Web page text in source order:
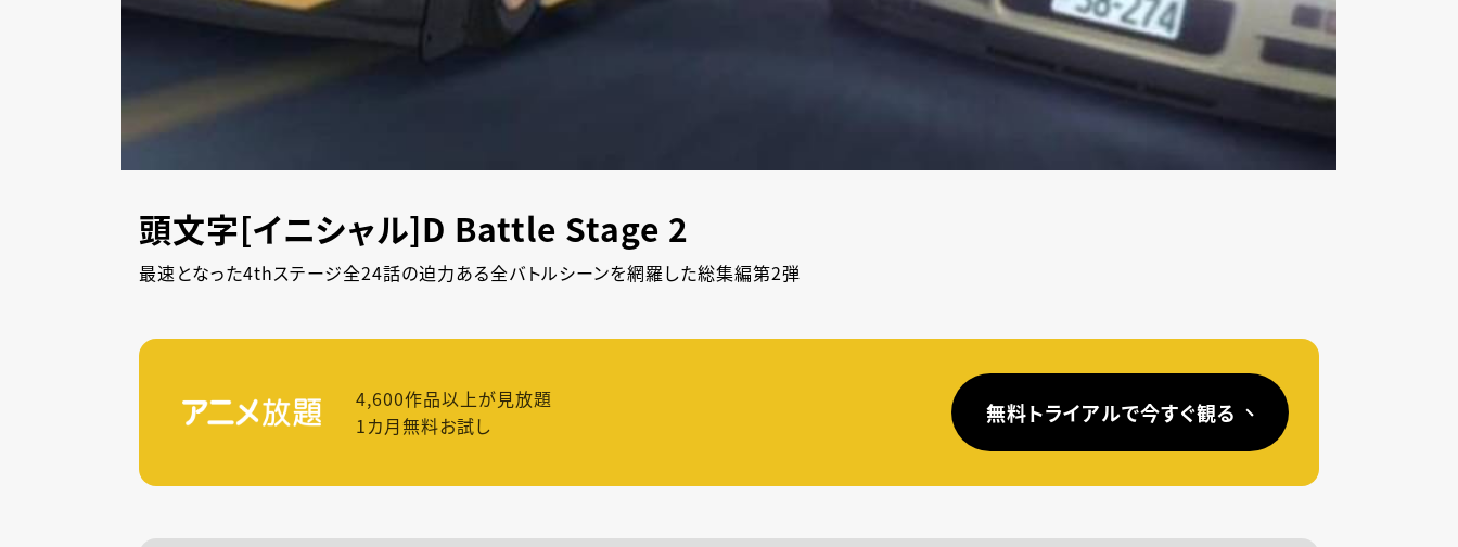
頭文字[イニシャル]D Battle Stage 2
最速となった4thステージ全24話の迫力ある全バトルシーンを網羅した総集編第2弾
4,600作品以上が見放題
1カ月無料お試し
無料トライアルで今すぐ観る